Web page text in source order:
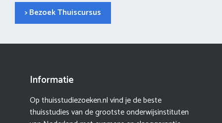
> Bezoek Thuiscursus
Informatie
Op thuisstudiezoeken.nl vind je de beste
thuisstudies van de grootste onderwijsinstituten